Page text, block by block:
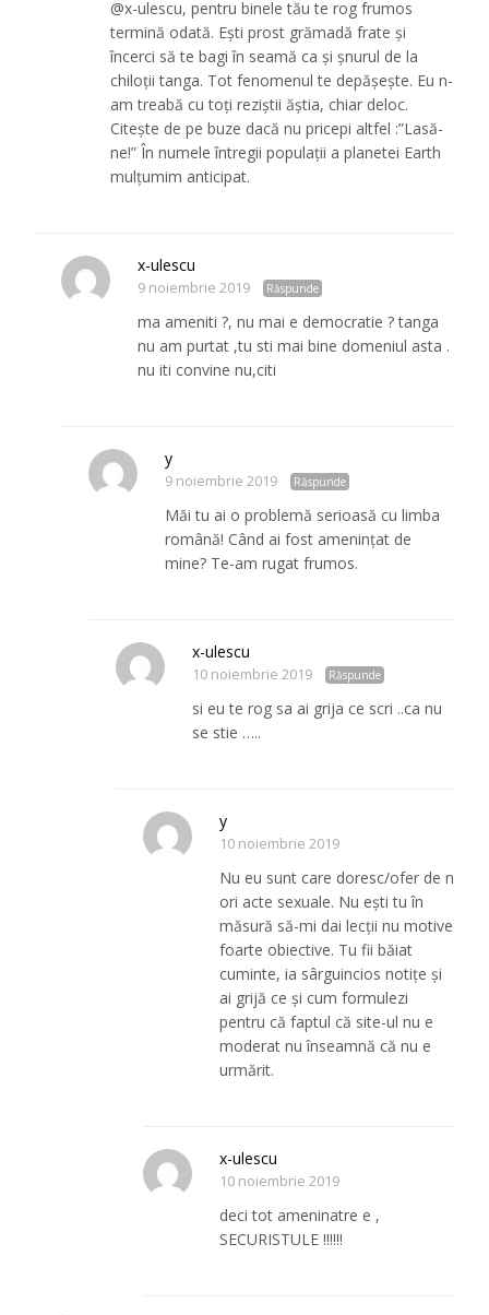
@x-ulescu, pentru binele tău te rog frumos
termină odată. Ești prost grămadă frate și
încerci să te bagi în seamă ca și șnurul de la
chiloții tanga. Tot fenomenul te depășește. Eu n-
am treabă cu toți reziștii ăștia, chiar deloc.
Citește de pe buze dacă nu pricepi altfel :”Lasă-
ne!” În numele întregii populații a planetei Earth
mulțumim anticipat.
x-ulescu
9 noiembrie 2019 Răspunde
ma ameniti ?, nu mai e democratie ? tanga
nu am purtat ,tu sti mai bine domeniul asta .
nu iti convine nu,citi
y
9 noiembrie 2019 Răspunde
Măi tu ai o problemă serioasă cu limba
română! Când ai fost amenințat de
mine? Te-am rugat frumos.
x-ulescu
10 noiembrie 2019 Răspunde
si eu te rog sa ai grija ce scri ..ca nu
se stie …..
y
10 noiembrie 2019
Nu eu sunt care doresc/ofer de n
ori acte sexuale. Nu ești tu în
măsură să-mi dai lecții nu motive
foarte obiective. Tu fii băiat
cuminte, ia sârguincios notițe și
ai grijă ce și cum formulezi
pentru că faptul că site-ul nu e
moderat nu înseamnă că nu e
urmărit.
x-ulescu
10 noiembrie 2019
deci tot ameninatre e ,
SECURISTULE !!!!!!